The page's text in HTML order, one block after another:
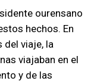
ourensano
hechos. En
viaje, la
viajaban en el
y de las